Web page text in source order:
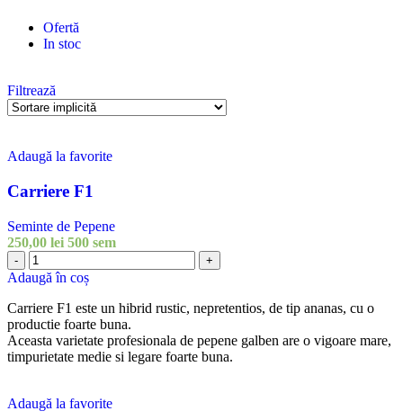
Ofertă
In stoc
Filtrează
Adaugă la favorite
Carriere F1
Seminte de Pepene
250,00 lei 500 sem
- +
Adaugă în coș
Carriere F1 este un hibrid rustic, nepretentios, de tip ananas, cu o
productie foarte buna.
Aceasta varietate profesionala de pepene galben are o vigoare mare,
timpurietate medie si legare foarte buna.
Adaugă la favorite